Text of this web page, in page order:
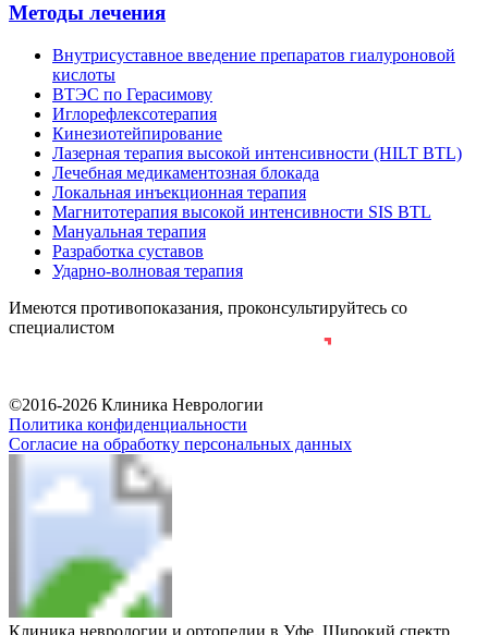
Методы лечения
Внутрисуставное введение препаратов гиалуроновой
кислоты
ВТЭС по Герасимову
Иглорефлексотерапия
Кинезиотейпирование
Лазерная терапия высокой интенсивности (HILT BTL)
Лечебная медикаментозная блокада
Локальная инъекционная терапия
Магнитотерапия высокой интенсивности SIS BTL
Мануальная терапия
Разработка суставов
Ударно-волновая терапия
Имеются противопоказания, проконсультируйтесь со
специалистом
©2016-2026 Клиника Неврологии
Политика конфиденциальности
Согласие на обработку персональных данных